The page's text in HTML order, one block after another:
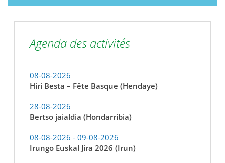
Agenda des activités
08-08-2026
Hiri Besta – Fête Basque (Hendaye)
28-08-2026
Bertso jaialdia (Hondarribia)
08-08-2026 - 09-08-2026
Irungo Euskal Jira 2026 (Irun)